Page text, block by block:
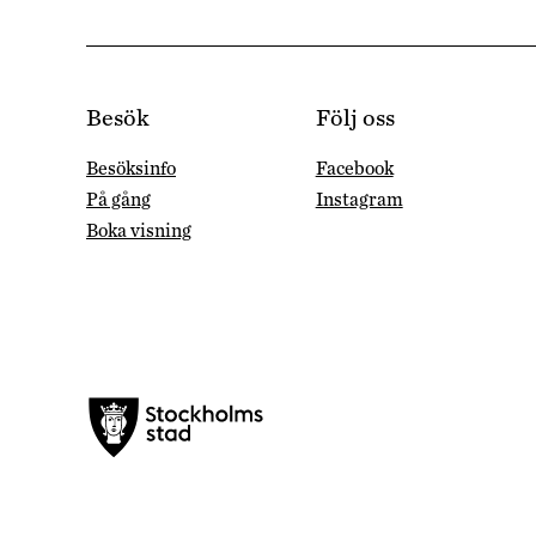
Besök
Besöksinfo
På gång
Boka visning
Följ oss
Facebook
Instagram